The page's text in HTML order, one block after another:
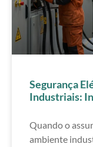
Segurança
Industriais:
Quando o
ambiente